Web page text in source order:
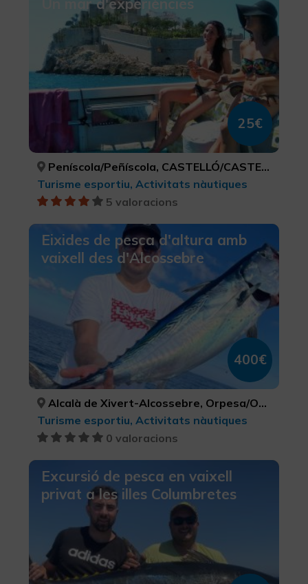
25€
Peníscola/Peñíscola, CASTELLÓ/CASTELLÓN
Turisme esportiu, Activitats nàutiques
5 valoracions
Eixides de pesca d'altura amb
vaixell des d'Alcossebre
400€
Alcalà de Xivert-Alcossebre, Orpesa/Oropesa del Mar, Peníscola/Peñíscola, CASTELLÓ/CASTELLÓN, CASTELLÓ/CASTELLÓN, CASTELLÓ/CASTELLÓN
Turisme esportiu, Activitats nàutiques
0 valoracions
Excursió de pesca en vaixell
privat a les illes Columbretes